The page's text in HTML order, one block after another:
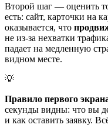
Второй шаг — оценить
есть: сайт, карточки на
оказывается, что
не из-за нехватки
падает на медленную
видном месте.
💡
Правило первого
секунды видны: что вы
и как оставить заявку.